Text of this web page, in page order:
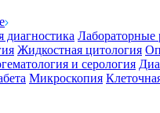
диагностика Лабораторные
Жидкостная цитология
и серология
Микроскопия